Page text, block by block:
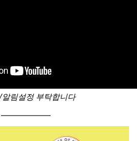
림설정 부탁합니다